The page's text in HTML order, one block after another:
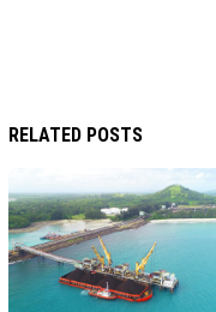
RELATED POSTS